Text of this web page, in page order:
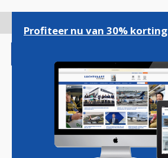
gaan
Magazine Podcasts
Profiteer nu van 30% korting